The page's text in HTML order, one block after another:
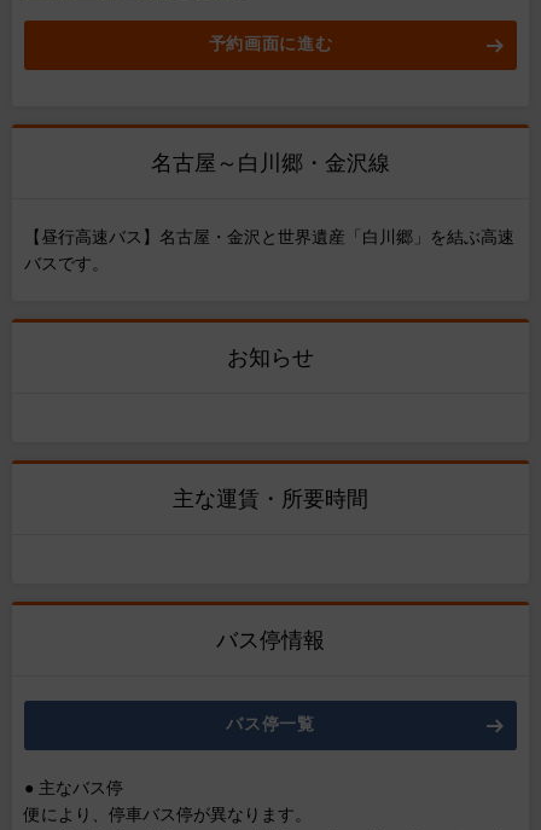
予約画面に進む
名古屋～白川郷・金沢線
【昼行高速バス】名古屋・金沢と世界遺産「白川郷」を結ぶ高速
バスです。
お知らせ
主な運賃・所要時間
バス停情報
バス停一覧
● 主なバス停
便により、停車バス停が異なります。